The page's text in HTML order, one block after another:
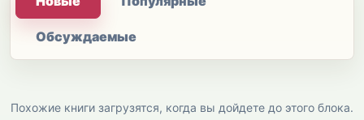
Обсуждаемые
Похожие книги загрузятся, когда вы дойдете до этого блока.